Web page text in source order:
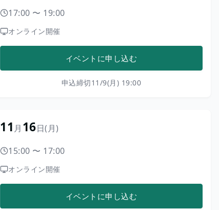
17:00 〜 19:00
オンライン開催
イベントに申し込む
申込締切11/9(月) 19:00
11 月 16日(月)
15:00 〜 17:00
オンライン開催
イベントに申し込む